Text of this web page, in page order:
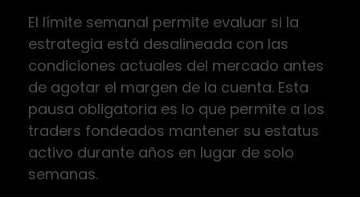
El límite semanal permite evaluar si la
estrategia está desalineada con las
condiciones actuales del mercado antes
de agotar el margen de la cuenta. Esta
pausa obligatoria es lo que permite a los
traders fondeados mantener su estatus
activo durante años en lugar de solo
semanas.